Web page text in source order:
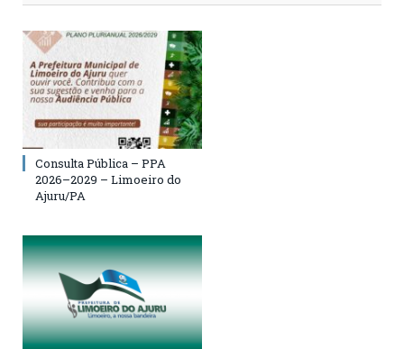
Consulta Pública – PPA
2026–2029 – Limoeiro do
Ajuru/PA